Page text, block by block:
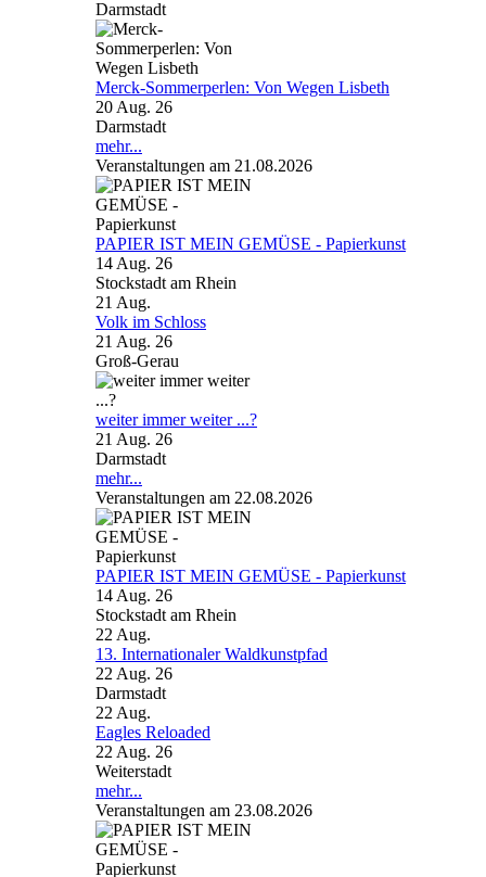
Darmstadt
Merck-Sommerperlen: Von Wegen Lisbeth
20 Aug. 26
Darmstadt
mehr...
Veranstaltungen am 21.08.2026
PAPIER IST MEIN GEMÜSE - Papierkunst
14 Aug. 26
Stockstadt am Rhein
21 Aug.
Volk im Schloss
21 Aug. 26
Groß-Gerau
weiter immer weiter ...?
21 Aug. 26
Darmstadt
mehr...
Veranstaltungen am 22.08.2026
PAPIER IST MEIN GEMÜSE - Papierkunst
14 Aug. 26
Stockstadt am Rhein
22 Aug.
13. Internationaler Waldkunstpfad
22 Aug. 26
Darmstadt
22 Aug.
Eagles Reloaded
22 Aug. 26
Weiterstadt
mehr...
Veranstaltungen am 23.08.2026